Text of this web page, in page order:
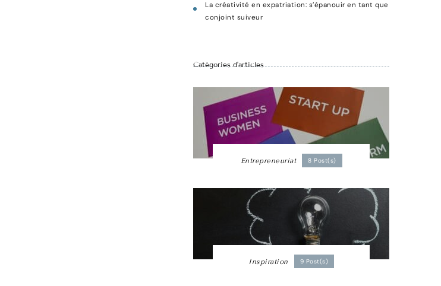
La créativité en expatriation: s’épanouir en tant que
conjoint suiveur
Catégories d’articles
Entrepreneuriat 8 Post(s)
Inspiration 9 Post(s)